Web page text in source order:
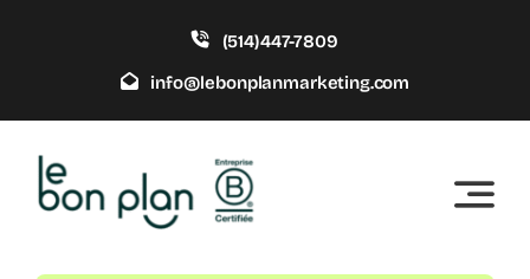
(514)447-7809
info@lebonplanmarketing.com